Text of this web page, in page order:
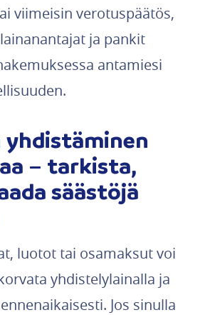
viimeisin verotuspäätös,
ja pankit
antamiesi
yhdistäminen
– tarkista,
säästöjä
luotot tai osamaksut voi
yhdistelylainalla ja
Jos sinulla